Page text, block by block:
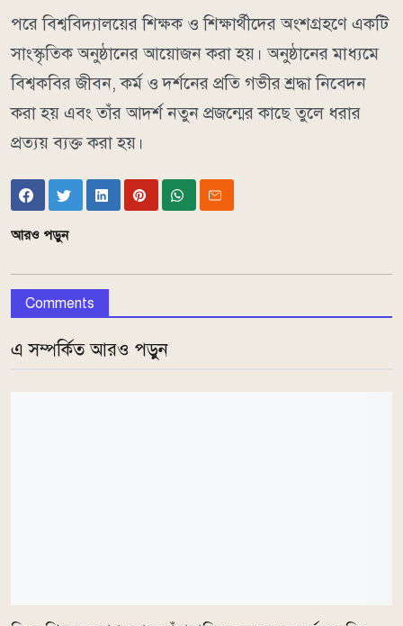
পরে বিশ্ববিদ্যালয়ের শিক্ষক ও শিক্ষার্থীদের অংশগ্রহণে একটি
সাংস্কৃতিক অনুষ্ঠানের আয়োজন করা হয়। অনুষ্ঠানের মাধ্যমে
বিশ্বকবির জীবন, কর্ম ও দর্শনের প্রতি গভীর শ্রদ্ধা নিবেদন
করা হয় এবং তাঁর আদর্শ নতুন প্রজন্মের কাছে তুলে ধরার
প্রত্যয় ব্যক্ত করা হয়।
আরও পড়ুন
Comments
এ সম্পর্কিত আরও পড়ুন